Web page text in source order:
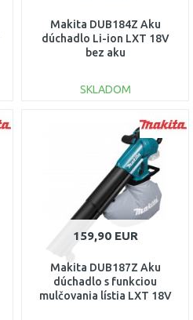
Makita DUB184Z Aku
dúchadlo Li-ion LXT 18V
bez aku
SKLADOM
DO KOŠÍKA
Porovnať
159,90 EUR
Makita DUB187Z Aku
dúchadlo s funkciou
mulčovania lístia LXT 18V